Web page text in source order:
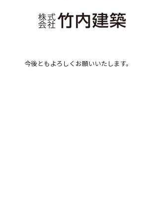
今後ともよろしくお願いいたします。